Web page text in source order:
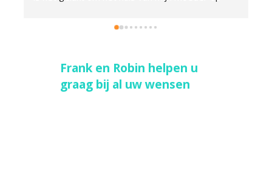
alles bewaren, dus voor mij was het heel fijn dat
voor de plantjes werd een nieuw huis gezocht.
De oplevering aan de lastige huurbaas was
Frank en Robin helpen u
graag bij al uw wensen